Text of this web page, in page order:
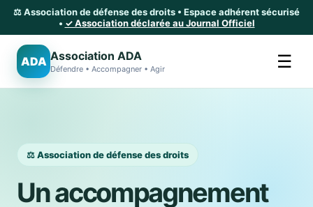
⚖️ Association de défense des droits • Espace adhérent sécurisé
• ✓ Association déclarée au Journal Officiel
ADA Association ADA
Défendre • Accompagner • Agir ☰
⚖️ Association de défense des droits
Un accompagnement